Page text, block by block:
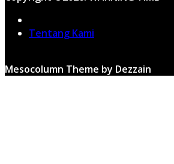
Tentang Kami
Mesocolumn Theme by Dezzain